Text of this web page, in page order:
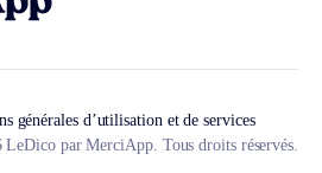
générales d’utilisation et de services
par MerciApp. Tous droits réservés.